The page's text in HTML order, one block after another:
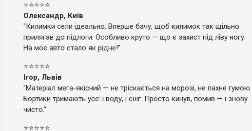
⭐⭐⭐⭐⭐
Олександр, Київ
"Килимки сели ідеально. Вперше бачу, щоб килимок так щільно
прилягав до підлоги. Особливо круто — що є захист під ліву ногу.
На моє авто стало як рідне!"
⭐⭐⭐⭐⭐
Ігор, Львів
"Матеріал мега-якісний — не тріскається на морозі, не пахне гумою.
Бортики тримають усе: і воду, і сніг. Просто кинув, помив — і знову
чисто."
⭐⭐⭐⭐⭐